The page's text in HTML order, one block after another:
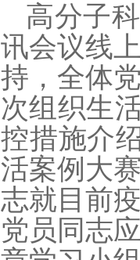
高分子
讯会议线
持，全体
次组织生
控措施介
活案例大
志就目前
党员同志